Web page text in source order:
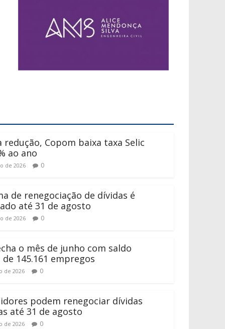
redução, Copom baixa taxa Selic
ao ano
de 2026 0
de renegociação de dívidas é
até 31 de agosto
de 2026 0
o mês de junho com saldo
145.161 empregos
de 2026 0
podem renegociar dívidas
até 31 de agosto
de 2026 0